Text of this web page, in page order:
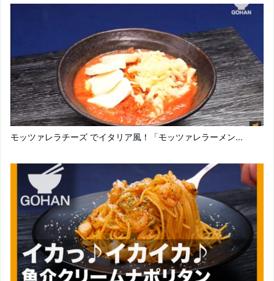
モッツァレラチーズ でイタリア風！「モッツァレラーメン...